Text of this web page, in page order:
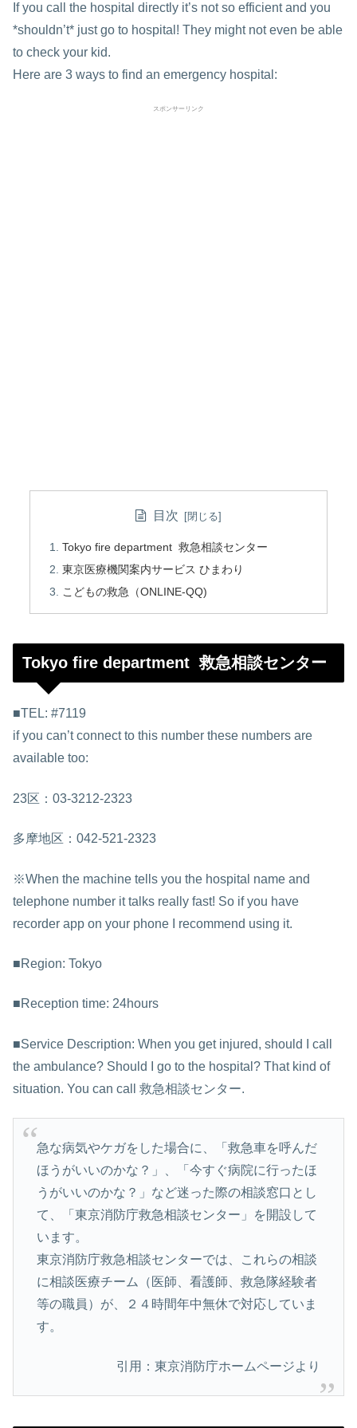
If you call the hospital directly it’s not so efficient and you
*shouldn’t* just go to hospital! They might not even be able
to check your kid.
Here are 3 ways to find an emergency hospital:
スポンサーリンク
目次
Tokyo fire department 救急相談センター
東京医療機関案内サービス ひまわり
こどもの救急（ONLINE-QQ)
Tokyo fire department 救急相談センター
■TEL: #7119
if you can’t connect to this number these numbers are
available too:
23区：03-3212-2323
多摩地区：042-521-2323
※When the machine tells you the hospital name and
telephone number it talks really fast! So if you have
recorder app on your phone I recommend using it.
■Region: Tokyo
■Reception time: 24hours
■Service Description: When you get injured, should I call
the ambulance? Should I go to the hospital? That kind of
situation. You can call 救急相談センター.
急な病気やケガをした場合に、「救急車を呼んだ
ほうがいいのかな？」、「今すぐ病院に行ったほ
うがいいのかな？」など迷った際の相談窓口とし
て、「東京消防庁救急相談センター」を開設して
います。
東京消防庁救急相談センターでは、これらの相談
に相談医療チーム（医師、看護師、救急隊経験者
等の職員）が、２４時間年中無休で対応していま
す。
引用：東京消防庁ホームページより